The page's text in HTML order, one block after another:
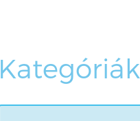
Kategóriák